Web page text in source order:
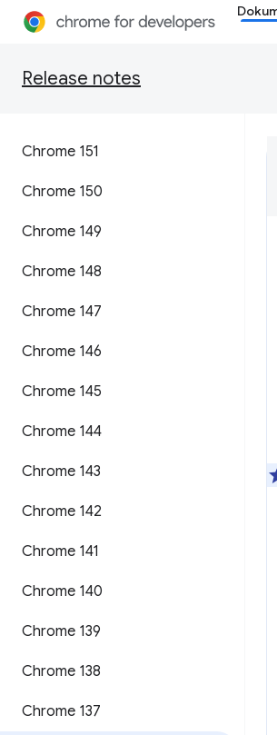
Release notes
Chrome 151
Chrome 150
Chrome 149
Chrome 148
Chrome 147
Chrome 146
Chrome 145
Chrome 144
Chrome 143
Chrome 142
Chrome 141
Chrome 140
Chrome 139
Chrome 138
Chrome 137